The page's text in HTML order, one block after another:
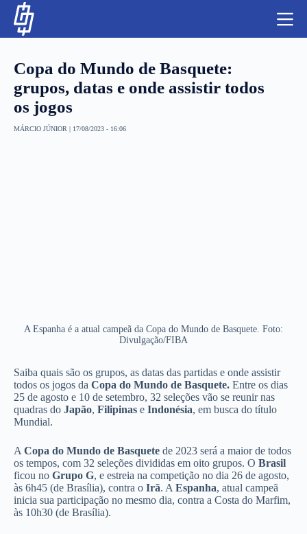
Copa do Mundo de Basquete:
grupos, datas e onde assistir todos
os jogos
MÁRCIO JÚNIOR | 17/08/2023 - 16:06
A Espanha é a atual campeã da Copa do Mundo de Basquete. Foto:
Divulgação/FIBA
Saiba quais são os grupos, as datas das partidas e onde assistir
todos os jogos da Copa do Mundo de Basquete. Entre os dias
25 de agosto e 10 de setembro, 32 seleções vão se reunir nas
quadras do Japão, Filipinas e Indonésia, em busca do título
Mundial.
A Copa do Mundo de Basquete de 2023 será a maior de todos
os tempos, com 32 seleções divididas em oito grupos. O Brasil
ficou no Grupo G, e estreia na competição no dia 26 de agosto,
às 6h45 (de Brasília), contra o Irã. A Espanha, atual campeã
inicia sua participação no mesmo dia, contra a Costa do Marfim,
às 10h30 (de Brasília).